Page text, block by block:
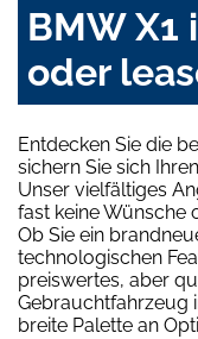
BMW X1
oder
Entdecken Sie die
sichern Sie sich
Unser vielfältiges
fast keine Wünsche
Ob Sie ein
technologischen
preiswertes, aber
Gebrauchtfahrzeug
breite Palette an